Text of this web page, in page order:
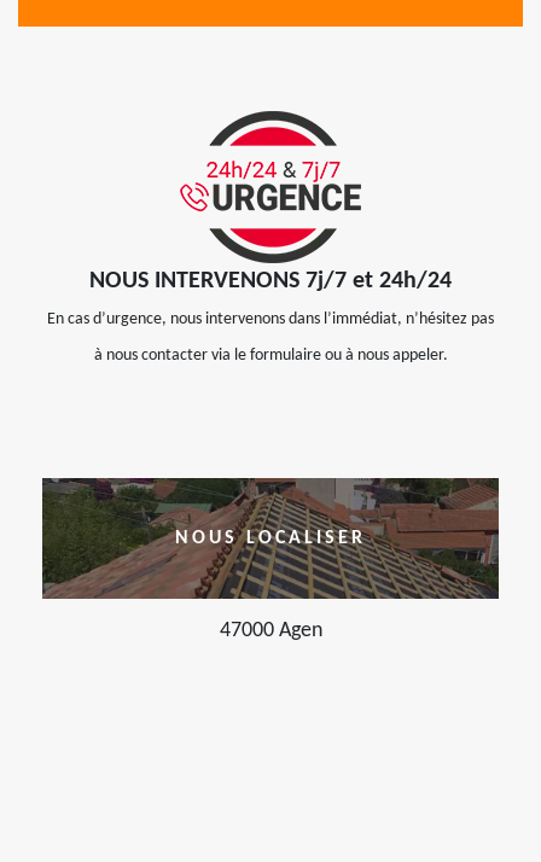
NOUS INTERVENONS 7j/7 et 24h/24
En cas d’urgence, nous intervenons dans l’immédiat, n’hésitez pas
à nous contacter via le formulaire ou à nous appeler.
NOUS LOCALISER
47000 Agen